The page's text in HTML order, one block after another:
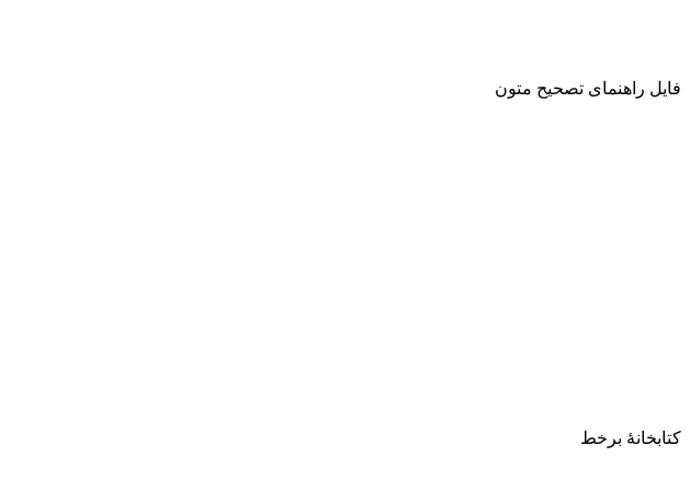
فایل راهنمای تصحیح متون
کتابخانۀ برخط